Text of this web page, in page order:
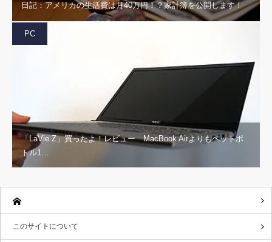
日記：アメリカの生活費は月40万円！？家計簿を公開します！
PC
「LaVie Z」買ったよ！レビュー MacBook Airよりもペットボ
トル1…
このサイトについて